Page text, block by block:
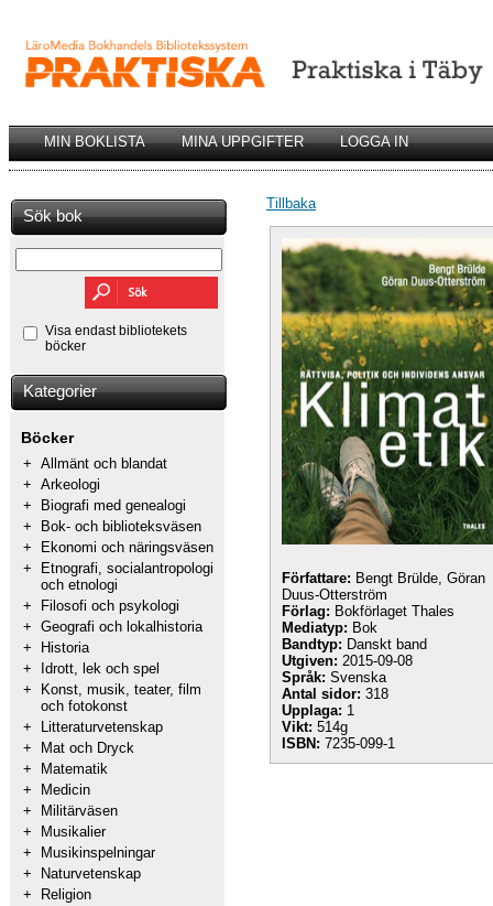
MIN BOKLISTA MINA UPPGIFTER LOGGA IN
Sök bok
Visa endast bibliotekets
böcker
Kategorier
Böcker
+ Allmänt och blandat
+ Arkeologi
+
Biografi med genealogi
+
Bok- och biblioteksväsen
+
Ekonomi och näringsväsen
+
Etnografi, socialantropologi
och etnologi
+
Filosofi och psykologi
+ Geografi och lokalhistoria
+
Historia
+
Idrott, lek och spel
+
Konst, musik, teater, film
och fotokonst
+
Litteraturvetenskap
+
Mat och Dryck
+
Matematik
+
Medicin
+
Militärväsen
+
Musikalier
+
Musikinspelningar
+
Naturvetenskap
+
Religion
Tillbaka
Författare: Bengt Brülde, Göran
Duus-Otterström
Förlag: Bokförlaget Thales
Mediatyp: Bok
Bandtyp: Danskt band
Utgiven: 2015-09-08
Språk: Svenska
Antal sidor: 318
Upplaga: 1
Vikt: 514g
ISBN: 7235-099-1